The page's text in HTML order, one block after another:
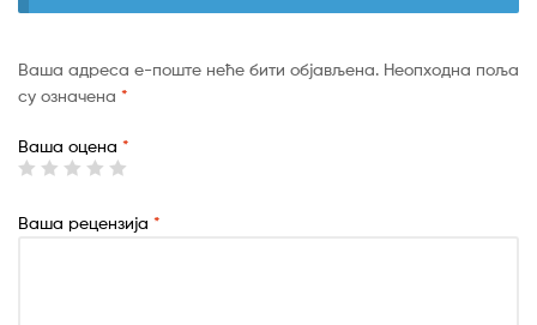
Ваша адреса е-поште неће бити објављена. Неопходна поља
су означена *
Ваша оцена *
Ваша рецензија *